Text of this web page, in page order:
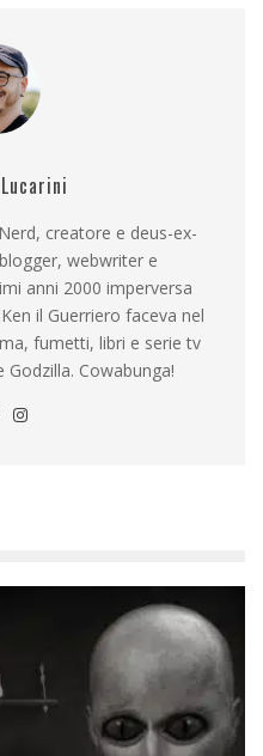
creatore e deus-ex-
webwriter e
anni 2000 imperversa
il Guerriero faceva nel
fumetti, libri e serie tv
Cowabunga!